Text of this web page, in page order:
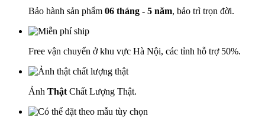
Bảo hành sản phẩm 06 tháng - 5 năm, bảo trì trọn đời.
Free vận chuyển ở khu vực Hà Nội, các tỉnh hỗ trợ 50%.
Ảnh Thật Chất Lượng Thật.